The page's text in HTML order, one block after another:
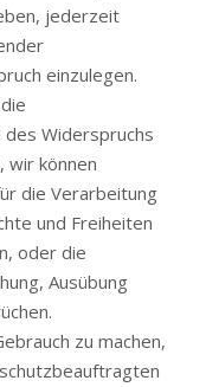
jederzeit
einzulegen.
Widerspruchs
wir können
die Verarbeitung
und Freiheiten
oder die
Ausübung
zu machen,